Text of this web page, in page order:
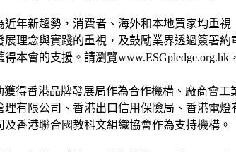
近年新趨勢，消費者、海外和本地買家均重
展理念與實踐的重視，及鼓勵業界透過簽署
本會的支援。請瀏覽www.ESGpledge.org.hk
獲得香港品牌發展局作為合作機構、廠商會
理有限公司、香港出口信用保險局、香港電
及香港聯合國教科文組織協會作為支持機構。